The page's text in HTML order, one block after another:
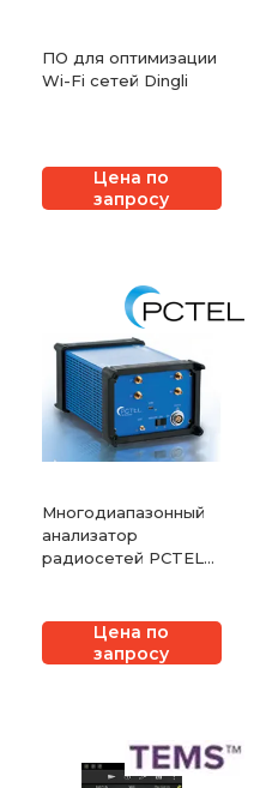
ПО для оптимизации
Wi-Fi сетей Dingli
Цена по
запросу
Многодиапазонный
анализатор
радиосетей PCTEL
Цена по
запросу